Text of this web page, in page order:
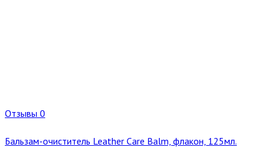
Отзывы 0
Бальзам-очиститель Leather Care Balm, флакон, 125мл.